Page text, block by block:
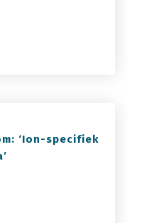
‘Ion-specifiek